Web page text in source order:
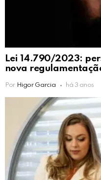
Lei 14.790/2023:
nova
Por Higor Garcia há 3 anos